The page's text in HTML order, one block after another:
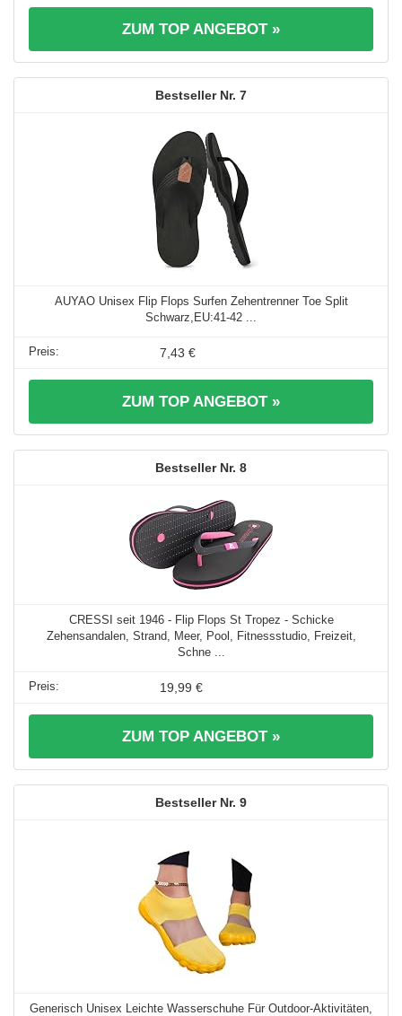
ZUM TOP ANGEBOT »
7
AUYAO Unisex Flip Flops Surfen Zehentrenner Toe Split
Schwarz,EU:41-42 ...
7,43 €
ZUM TOP ANGEBOT »
8
CRESSI seit 1946 - Flip Flops St Tropez - Schicke
Zehensandalen, Strand, Meer, Pool, Fitnessstudio, Freizeit,
Schne ...
19,99 €
ZUM TOP ANGEBOT »
9
Generisch Unisex Leichte Wasserschuhe Für Outdoor-Aktivitäten,